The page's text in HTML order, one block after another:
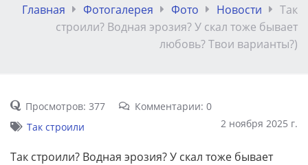
Главная Фотогалерея Фото Новости
Так
строили? Водная эрозия? У скал тоже бывает
любовь? Твои варианты?)
Просмотров: 377
Комментарии: 0
2 ноября 2025 г.
Так строили
Так строили? Водная эрозия? У скал тоже бывает